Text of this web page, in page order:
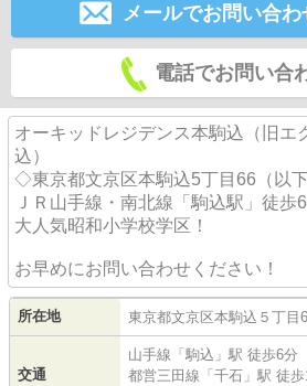
メールでお問い合
電話でお問い合
オーキッドレジデンス本駒込（旧エ
込）
◇東京都文京区本駒込5丁目66（以下
ＪＲ山手線・南北線「駒込駅」徒歩
大人気昭和小学校学区！
お早めにお問い合わせください！
所在地 東京都文京区本駒込 ５丁目
交通
山手線 「 駒込 」駅 徒歩6分
都営三田線 「 千石 」駅 徒